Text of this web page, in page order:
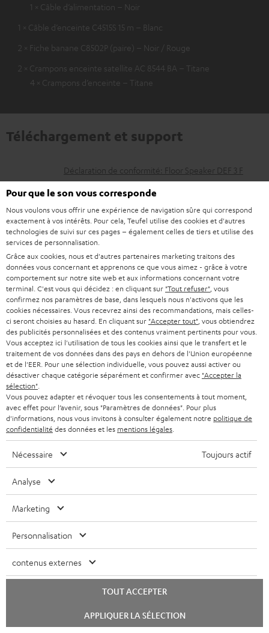
1 × Câble d’alimentation – Noir
1 × Câble d’enceinte C4515S 15 m – Blanc
2 × Fiche banane C8502P (paire) – Noir / Rouge
2 × Crampons enceinte satellite AC 8544 BA – Titane
4 × Crampons d’enceinte – Titane
Téléchargement et support
D
o
c
u
m
e
n
t
s
t
é
l
c
h
a
r
e
a
b
l
e
Déclaration de conformité: Floor Speaker DEF 3 F
Mode d’emploi: Floor Speaker DEF 3 F
Guide de démarrage rapide: Floor Speaker DEF 3 F
Livret de sécurité: Floor Speaker DEF 3 F
Déclaration de conformité: Câble d’enceinte C4515S 15
m
Mode d’emploi: DENON DRA-800H
I
n
o
r
m
a
i
n
s
r
Garantie légale
D
é
t
a
l
c
o
n
c
Votre conseil d'achat personnalisé
(00)800 200 300 40
dimanche
et jours fériés.
Questions fréquemment posées
Magasin Teufel
laissez-vous conseiller personnellement dans nos
chat
Pour que le son vous corresponde
Nous voulons vous offrir une expérience de navigation sûre qui correspond
exactement à vos intérêts. Pour cela, Teufel utilise des cookies et d'autres
technologies de suivi sur ces pages – également celles de tiers et utilise des
services de personnalisation.
Grâce aux cookies, nous et d'autres partenaires marketing traitons des
données vous concernant et apprenons ce que vous aimez - grâce à votre
comportement sur notre site web et aux informations concernant votre
terminal. C'est vous qui décidez : en cliquant sur "Tout refuser" , vous
confirmez nos paramètres de base, dans lesquels nous n'activons que les
cookies nécessaires. Vous recevrez ainsi des recommandations, mais celles-
ci seront choisies au hasard. En cliquant sur "Accepter tout" , vous obtiendrez
des publicités personnalisées et des contenus vraiment pertinents pour vous.
Vous acceptez ici l'utilisation de tous les cookies ainsi que le transfert et le
traitement de vos données dans des pays en dehors de l'Union européenne
et de l'EER. Pour une sélection individuelle, vous pouvez aussi activer ou
désactiver chaque catégorie séparément et confirmer avec "Accepter la
sélection"
Vous pouvez adapter et révoquer tous les consentements à tout moment,
avec effet pour l’avenir, sous "Paramètres de données". Pour plus
d'informations, nous vous invitons à consulter également notre politique de
confidentialité des données et les mentions légales
Nécessaire Toujours actif
Analyse
Marketing
Personnalisation
contenus externes
TOUT ACCEPTER
APPLIQUER LA SÉLECTION